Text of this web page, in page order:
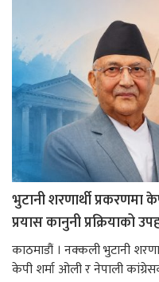
भुटानी शरणार्थी
प्रयास कानुनी प्रक्रियाको
काठमाडौं । नक्कली भुटानी
केपी शर्मा ओली र नेपाली